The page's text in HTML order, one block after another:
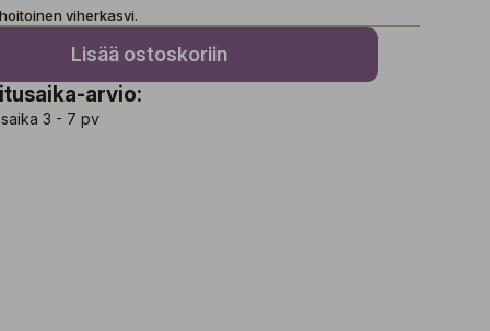
viherkasvi.
Lisää ostoskoriin
arvio:
3 - 7 pv